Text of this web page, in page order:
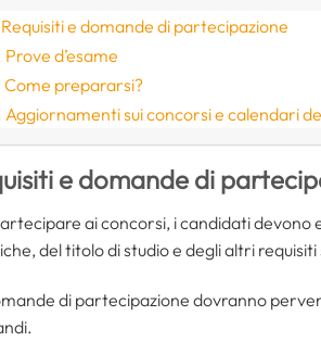
Requisiti e domande di partecipazione
Prove d’esame
Come prepararsi?
Aggiornamenti sui concorsi e calendari
e domande di
ai concorsi, i candidati devono
del titolo di studio e degli altri
di partecipazione dovranno